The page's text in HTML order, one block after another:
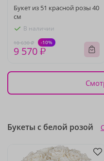
Букет из 51 красной розы 40
см
В наличии
10 630 ₽ -10%
9 570 ₽
Букеты с белой розой